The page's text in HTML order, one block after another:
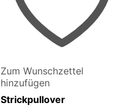
Zum Wunschzettel
hinzufügen
Strickpullover